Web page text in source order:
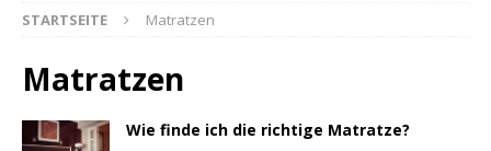
STARTSEITE Matratzen
Matratzen
Wie finde ich die richtige Matratze?